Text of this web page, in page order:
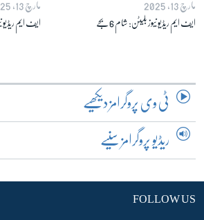
مارچ 13, 2025
ایف ایم ریڈیو نیوز بلیٹن: شام 6 بجے
مارچ 13, 2025
ایف ایم ریڈیو
ٹی وی پروگرامز دیکھیے
ریڈیو پروگرامز سنیے
FOLLOW US